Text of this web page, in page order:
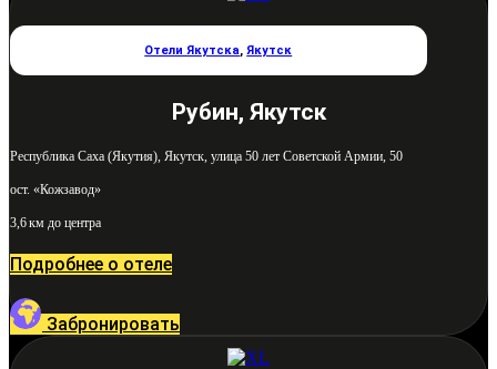
Отели Якутска,Якутск
Рубин, Якутск
Республика Саха (Якутия), Якутск, улица 50 лет Советской Армии, 50
ост. «Кожзавод»
3,6 км до центра
Подробнее о отеле
Забронировать